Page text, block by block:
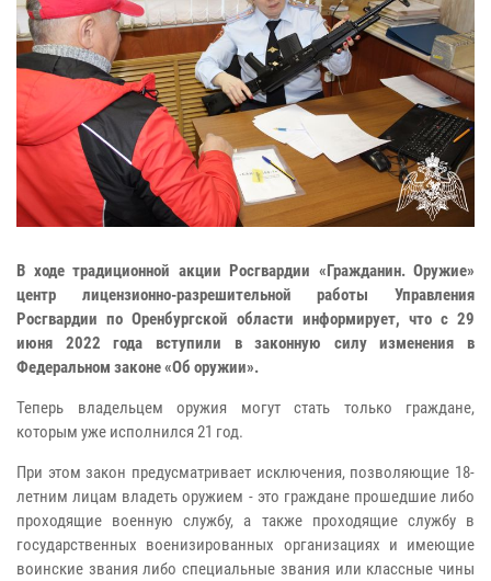
В ходе традиционной акции Росгвардии «Гражданин. Оружие»
центр лицензионно-разрешительной работы Управления
Росгвардии по Оренбургской области информирует, что с 29
июня 2022 года вступили в законную силу изменения в
Федеральном законе «Об оружии».
Теперь владельцем оружия могут стать только граждане,
которым уже исполнился 21 год.
При этом закон предусматривает исключения, позволяющие 18-
летним лицам владеть оружием - это граждане прошедшие либо
проходящие военную службу, а также проходящие службу в
государственных военизированных организациях и имеющие
воинские звания либо специальные звания или классные чины